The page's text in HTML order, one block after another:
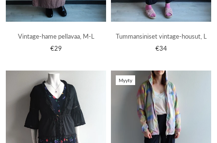
Vintage-hame pellavaa, M-L
€29
Tummansiniset vintage-housut, L
€34
Myyty